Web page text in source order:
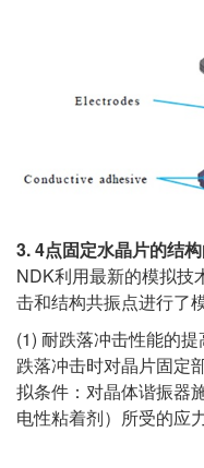
3. 4点固定水晶片的结
NDK利用最新的模拟技
击和结构共振点进行了模
(1) 耐跌落冲击性能的提
跌落冲击时对晶片固定
拟条件：对晶体谐振器
电性粘着剂）所受的应力